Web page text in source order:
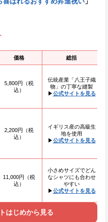
価格 総括
5,800円（税
込）
伝統産業「八王子織
物」の丁寧な縫製
▶公式サイトを見る
2,200円（税
込）
イギリス産の高級生
地を使用
▶公式サイトを見る
11,000円（税
込）
小さめサイズでどん
なシャツにも合わせ
やすい
▶公式サイトを見る
はじめから見る